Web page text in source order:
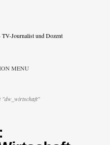
MENU
"dw_wirtschaft"